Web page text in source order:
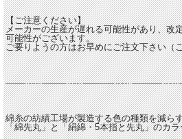
【ご注意ください】
メーカーの生産が遅れる可能性があり、改
可能性がございます。
ご要りようの方はお早めにご注文下さい（
綿糸の紡績工場が製造する色の種類を減ら
「綿先丸」と「絹綿・5本指と先丸」のカ